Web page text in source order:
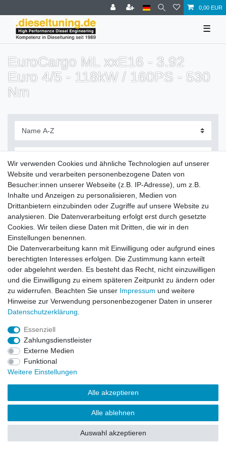
0,00 EUR
☰
EuroCargo ML xxE16 - 3.92
Euro 4/5 - 118kW / 160PS - 530
Nm
Filter
Zahlung und Versand
Impressum Daten­schutz­erklärung AGB
Barrierefreiheitserklärung Widerrufs­recht
Wir verwenden Cookies und ähnliche Technologien auf unserer
Website und verarbeiten personenbezogene Daten von
Besucher:innen unserer Webseite (z.B. IP-Adresse), um z.B.
Inhalte und Anzeigen zu personalisieren, Medien von
Drittanbietern einzubinden oder Zugriffe auf unsere Website zu
analysieren. Die Datenverarbeitung erfolgt erst durch gesetzte
Cookies. Wir teilen diese Daten mit Dritten, die wir in den
Einstellungen benennen.
Die Datenverarbeitung kann mit Einwilligung oder aufgrund eines
berechtigten Interesses erfolgen. Die Zustimmung kann erteilt
oder abgelehnt werden. Es besteht das Recht, nicht einzuwilligen
und die Einwilligung zu einem späteren Zeitpunkt zu ändern oder
zu widerrufen. Beachten Sie unser Impressum und weitere
Hinweise zur Verwendung personenbezogener Daten in unserer
Daten­schutz­erklärung
Essenziell
Zahlungsdienstleister
Externe Medien
Funktional
Weitere Einstellungen
Alle akzeptieren
Alle ablehnen
Auswahl akzeptieren